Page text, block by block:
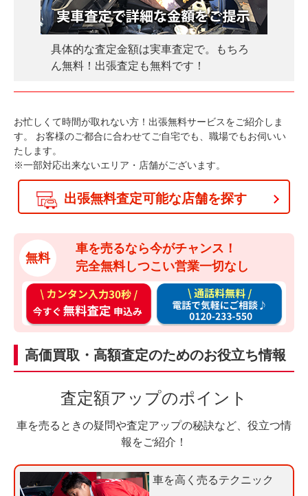
具体的な査定金額は実車査定で。もちろ
ん無料！出張査定も無料です！
お忙しくて時間が取れない方！出張無料サービスをご紹介しま
す。
お客様のご都合に合わせてご自宅でも、職場でもお伺いい
たします。
※一部対応出来ないエリア・店舗がございます。
出張無料査定可能な店舗を探す
無料
車を売るなら今がチャンス！
完全無料しつこい営業一切なし
カ
ン
タ
ン
入
秒
す
ぐ
通
料
料
電
で
気
軽
に
高価買取・高額査定のためのお役立ち情報
査定額アップのポイント
車を売るときの疑問や査定アップの秘訣など、役立つ情
報をご紹介！
車を高く売るテクニック